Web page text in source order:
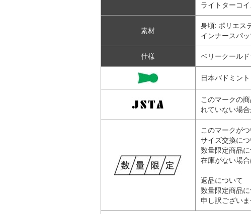
ライトターコ
素材
身頃: ポリエス
インナースパ
仕様 ベリークール
日本バドミン
このマークの
れていない場
このマークが
サイズ交換に
数量限定商品
在庫がない場
返品について
数量限定商品
申し訳ございま